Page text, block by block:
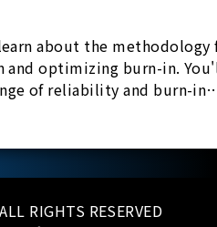
about the methodology
optimizing burn-in.
of reliability and burn-in
options.
RIGHTS RESERVED